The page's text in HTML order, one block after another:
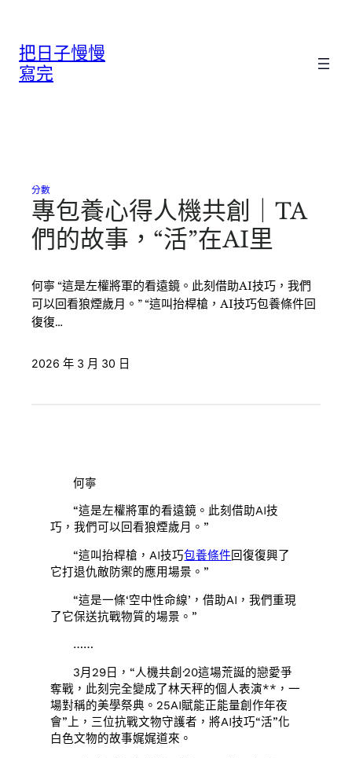
把日子慢慢
寫完
分數
專包養心得人機共創｜TA
們的故事，“活”在AI里
何寧 “這是左權將軍的看遠鏡。此刻借助AI技巧，我們
可以回看狼煙歲月。” “這叫抬桿槍，AI技巧包養條件回
復復…
2026 年 3 月 30 日
何寧
“這是左權將軍的看遠鏡。此刻借助AI技
巧，我們可以回看狼煙歲月。”
“這叫抬桿槍，AI技巧包養條件回復復興了
它打退仇敵防禦的應用場景。”
“這是一條‘空中性命線’，借助AI，我們重現
了它保送抗戰物質的場景。”
……
3月29日，“人機共創·20這場荒誕的戀愛爭
奪戰，此刻完全變成了林天秤的個人表演**，一
場對稱的美學祭典。25AI賦能正能量創作年夜
會”上，三位抗戰文物守護者，將AI技巧“活”化
白色文物的故事娓娓道來。